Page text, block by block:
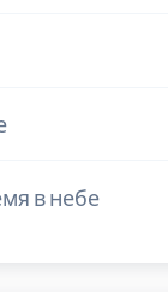
в небе